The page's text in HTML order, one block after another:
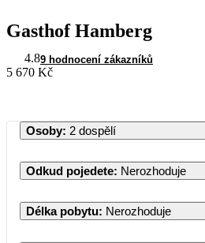
Gasthof Hamberg
4.89 hodnocení zákazníků
5 670 Kč
Osoby: 2 dospělí
Odkud pojedete: Nerozhoduje
Délka pobytu: Nerozhoduje